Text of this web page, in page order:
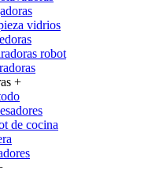
vidrios
robot
+
de cocina